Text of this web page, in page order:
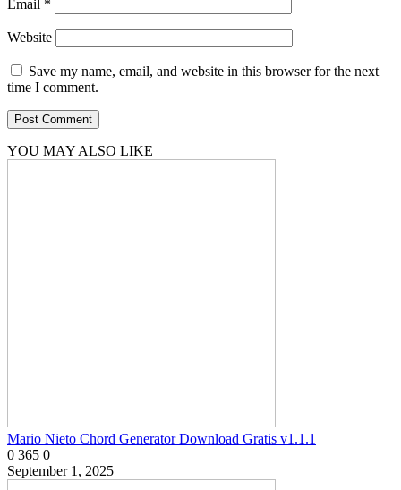
Email *
Website
Save my name, email, and website in this browser for the next
time I comment.
YOU MAY ALSO LIKE
Mario Nieto Chord Generator Download Gratis v1.1.1
0 365 0
September 1, 2025